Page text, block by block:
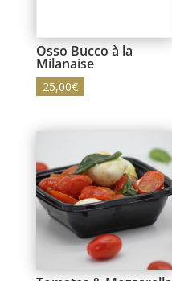
Osso Bucco à la
Milanaise
25,00€